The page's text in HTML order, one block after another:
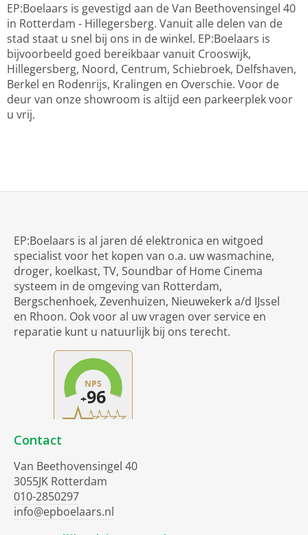
EP:Boelaars is gevestigd aan de Van Beethovensingel 40
in Rotterdam - Hillegersberg. Vanuit alle delen van de
stad staat u snel bij ons in de winkel. EP:Boelaars is
bijvoorbeeld goed bereikbaar vanuit Crooswijk,
Hillegersberg, Noord, Centrum, Schiebroek, Delfshaven,
Berkel en Rodenrijs, Kralingen en Overschie. Voor de
deur van onze showroom is altijd een parkeerplek voor
u vrij.
EP:Boelaars is al jaren dé elektronica en witgoed
specialist voor het kopen van o.a. uw wasmachine,
droger, koelkast, TV, Soundbar of Home Cinema
systeem in de omgeving van Rotterdam,
Bergschenhoek, Zevenhuizen, Nieuwekerk a/d IJssel
en Rhoon. Ook voor al uw vragen over service en
reparatie kunt u natuurlijk bij ons terecht.
Contact
Van Beethovensingel 40
3055JK Rotterdam
010-2850297
info@epboelaars.nl